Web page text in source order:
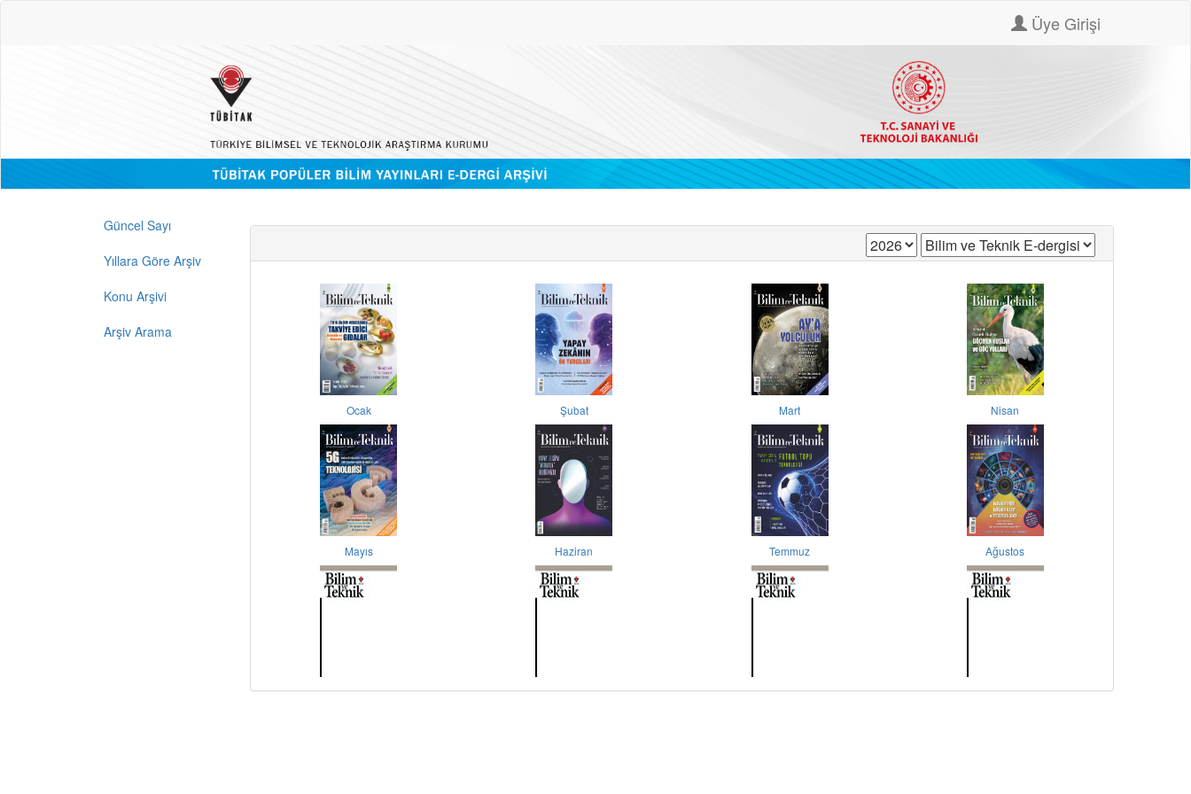
Üye Girişi
Güncel Sayı
Yıllara Göre Arşiv
Konu Arşivi
Arşiv Arama
Ocak Şubat Mart Nisan
Mayıs Haziran Temmuz Ağustos